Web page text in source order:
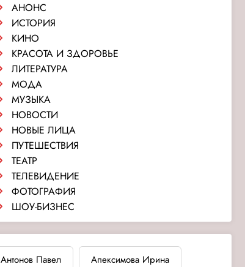
АНОНС
ИСТОРИЯ
КИНО
КРАСОТА И ЗДОРОВЬЕ
ЛИТЕРАТУРА
МОДА
МУЗЫКА
НОВОСТИ
НОВЫЕ ЛИЦА
ПУТЕШЕСТВИЯ
ТЕАТР
ТЕЛЕВИДЕНИЕ
ФОТОГРАФИЯ
ШОУ-БИЗНЕС
Антонов Павел Апексимова Ирина